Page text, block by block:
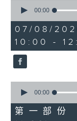
seconds
1
hour,
37
minutes,
16
seconds
00:00
07/08/
10:00 -
seconds
47
minutes,
00:00
第一部份